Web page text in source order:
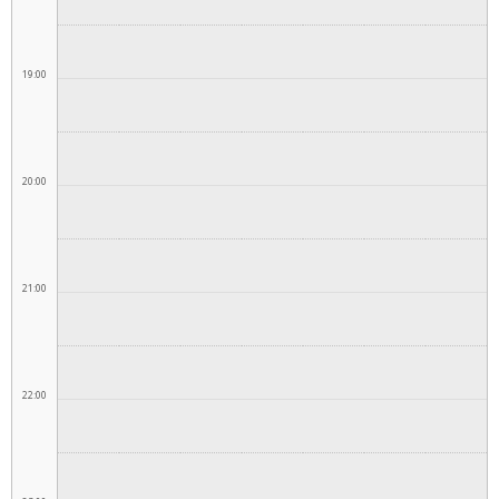
19:00
20:00
21:00
22:00